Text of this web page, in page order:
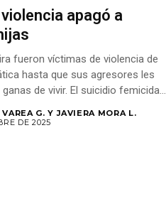
apagó a
fueron víctimas de violencia de
hasta que sus agresores les
de vivir. El suicidio femicida...
VAREA G. Y JAVIERA MORA L.
DE 2025